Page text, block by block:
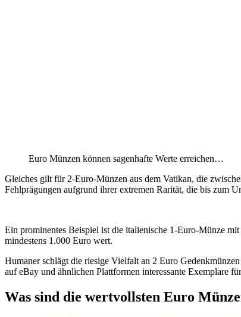
Euro Münzen können sagenhafte Werte erreichen…
Gleiches gilt für 2-Euro-Münzen aus dem Vatikan, die
Fehlprägungen aufgrund ihrer extremen Rarität, die bis zum
Ein prominentes Beispiel ist die italienische 1-Euro-Münze
mindestens 1.000 Euro wert.
Humaner schlägt die riesige Vielfalt an 2 Euro
auf eBay und ähnlichen Plattformen interessante Exemplare
Was sind die wertvollsten Euro